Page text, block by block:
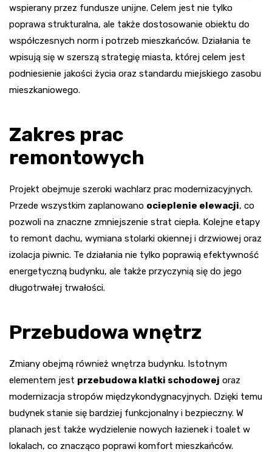
wspierany przez fundusze unijne. Celem jest nie tylko
poprawa strukturalna, ale także dostosowanie obiektu do
współczesnych norm i potrzeb mieszkańców. Działania te
wpisują się w szerszą strategię miasta, której celem jest
podniesienie jakości życia oraz standardu miejskiego zasobu
mieszkaniowego.
Zakres prac
remontowych
Projekt obejmuje szeroki wachlarz prac modernizacyjnych.
Przede wszystkim zaplanowano ocieplenie elewacji, co
pozwoli na znaczne zmniejszenie strat ciepła. Kolejne etapy
to remont dachu, wymiana stolarki okiennej i drzwiowej oraz
izolacja piwnic. Te działania nie tylko poprawią efektywność
energetyczną budynku, ale także przyczynią się do jego
długotrwałej trwałości.
Przebudowa wnętrz
Zmiany obejmą również wnętrza budynku. Istotnym
elementem jest przebudowa klatki schodowej oraz
modernizacja stropów międzykondygnacyjnych. Dzięki temu
budynek stanie się bardziej funkcjonalny i bezpieczny. W
planach jest także wydzielenie nowych łazienek i toalet w
lokalach, co znacząco poprawi komfort mieszkańców.